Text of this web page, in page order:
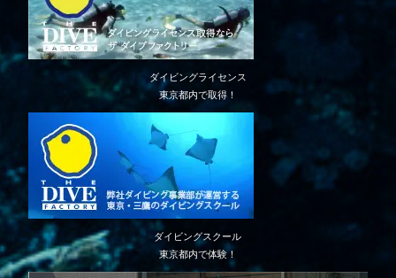
ダイビングライセンス
東京都内で取得！
ダイビングスクール
東京都内で体験！